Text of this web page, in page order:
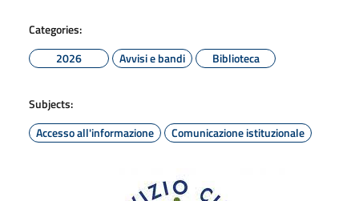
Categories:
2026
Avvisi e bandi Biblioteca
Subjects:
Accesso all'informazione
Comunicazione istituzionale